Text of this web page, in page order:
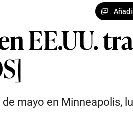
EE.UU.
mayo en Minneapolis,